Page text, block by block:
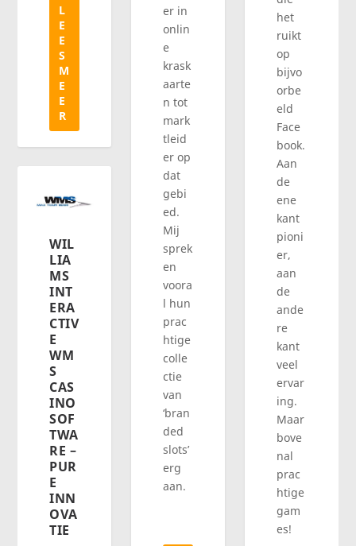
L
E
E
S
M
E
E
R
WIL
LIA
MS
INT
ERA
CTIV
E
WM
S
CAS
INO
SOF
TWA
RE –
PUR
E
INN
OVA
TIE
er in
onlin
e
krask
aarte
n tot
mark
tleid
er op
dat
gebi
ed.
Mij
sprek
en
voora
l hun
prac
htige
colle
ctie
van
‘bran
ded
slots’
erg
aan.
het
ruikt
op
bijvo
orbe
eld
Face
book.
Aan
de
ene
kant
pioni
er,
aan
de
ande
re
kant
veel
ervar
ing.
Maar
bove
nal
prac
htige
gam
es!